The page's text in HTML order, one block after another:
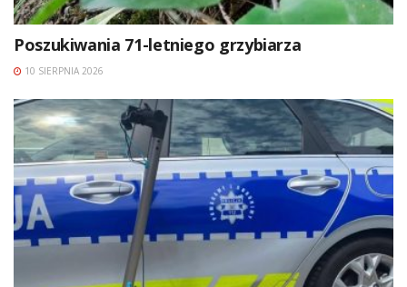
Poszukiwania 71-letniego grzybiarza
10 SIERPNIA 2026